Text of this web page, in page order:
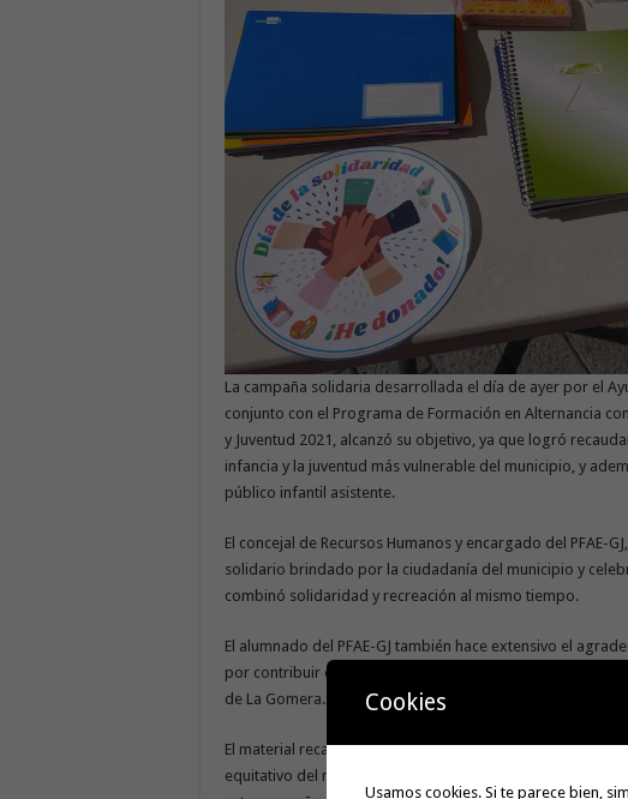
La campaña solidaria desarrollada el día de ayer por el
conjunto con el Programa de Formación en Alternancia
y Juventud 2021, alcanzó su objetivo, ya que logró
infancia y la juventud más vulnerable del municipio, y
público infantil asistente.
El concejal de Recursos Humanos y encargado del PFAE-
solidario brindado por la ciudadanía del municipio y
combinó solidaridad y recreación al mismo tiempo.
El alumnado del PFAE-GJ también hace extensivo el
por contribuir de forma simbólica con la formación
de La Gomera.
El material recaudado fue entregado a la Concejalía de
equitativo del mismo. Lápices, colores, libretas, tijeras,
Cookies
Usamos cookies. Si te parece bien,